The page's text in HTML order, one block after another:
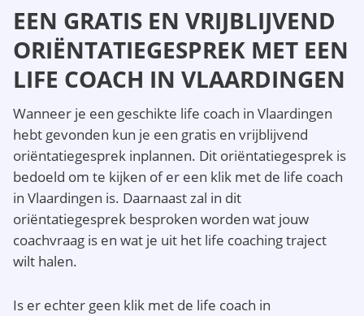
EEN GRATIS EN VRIJBLIJVEND
ORIËNTATIEGESPREK MET EEN
LIFE COACH IN VLAARDINGEN
Wanneer je een geschikte life coach in Vlaardingen
hebt gevonden kun je een gratis en vrijblijvend
oriëntatiegesprek inplannen. Dit oriëntatiegesprek is
bedoeld om te kijken of er een klik met de life coach
in Vlaardingen is. Daarnaast zal in dit
oriëntatiegesprek besproken worden wat jouw
coachvraag is en wat je uit het life coaching traject
wilt halen.
Is er echter geen klik met de life coach in